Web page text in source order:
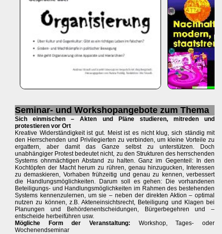
Seminar- und Workshopangebote zum Thema
Sich einmischen – Akten und Pläne studieren, mitreden und
protestieren vor Ort
Kreative Widerständigkeit ist gut. Meist ist es nicht klug, sich ständig mit
den Herrschenden und Privilegierten zu verbinden, um kleine Vorteile zu
ergattern, aber damit das Ganze selbst zu unterstützen. Doch
unabhängiger Protest bedeutet nicht, zu den Strukturen des herrschenden
Systems ohnmächtigen Abstand zu halten. Ganz im Gegenteil: In den
Kochtöpfen der Macht herum zu rühren, genau hinzugucken, Interessen
zu demaskieren, Vorhaben frühzeitig und genau zu kennen, verbessert
die Handlungsmöglichkeiten. Darum soll es gehen: Die vorhandenen
Beteiligungs- und Handlungsmöglichkeiten im Rahmen des bestehenden
Systems kennenzulernen, um sie – neben der direkten Aktion – optimal
nutzen zu können, z.B. Akteneinsichtsrecht, Beteiligung und Klagen bei
Planungen und Behördenentscheidungen, Bürgerbegehren und –
entscheide herbeiführen usw.
Mögliche Form der Veranstaltung: Workshop, Tages- oder
Wochenendseminar